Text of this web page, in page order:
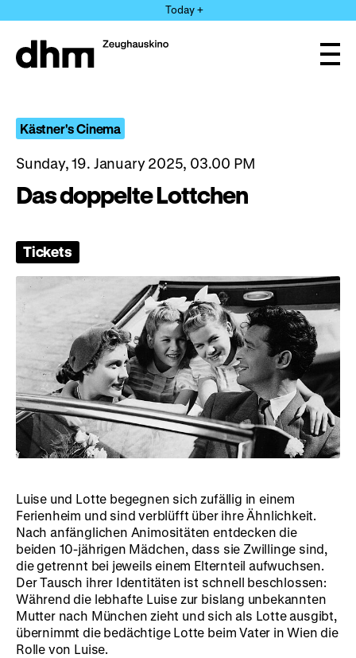
directly
the
Today +
Kästner's Cinema
Sunday, 19. January 2025, 03.00 PM
Das doppelte Lottchen
Tickets
Luise und Lotte begegnen sich zufällig in einem
Ferienheim und sind verblüfft über ihre Ähnlichkeit.
Nach anfänglichen Animositäten entdecken die
beiden 10-jährigen Mädchen, dass sie Zwillinge sind,
die getrennt bei jeweils einem Elternteil aufwuchsen.
Der Tausch ihrer Identitäten ist schnell beschlossen:
Während die lebhafte Luise zur bislang unbekannten
Mutter nach München zieht und sich als Lotte ausgibt,
übernimmt die bedächtige Lotte beim Vater in Wien die
Rolle von Luise.